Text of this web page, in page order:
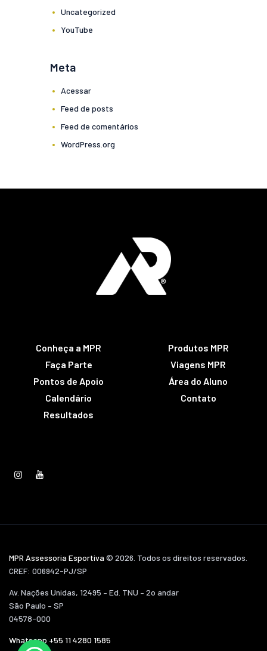
Uncategorized
YouTube
Meta
Acessar
Feed de posts
Feed de comentários
WordPress.org
Conheça a MPR
Faça Parte
Pontos de Apoio
Calendário
Resultados
Produtos MPR
Viagens MPR
Área do Aluno
Contato
MPR Assessoria Esportiva © 2026. Todos os direitos reservados.
CREF: 006942-PJ/SP
Av. Nações Unidas, 12495 – Ed. TNU – 2o andar
São Paulo – SP
04578-000
Whatsapp +55 11 4280 1585